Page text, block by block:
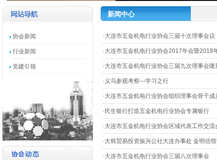
协会新闻
行业新闻
党建引领
新闻中心
·大连市五金机电行业协会三届十次理事会议
·大连市五金机电行业协会2017年会暨2018
·大连市五金机电行业协会三届九次理事会隆
· 义乌参观考察---学习之行
·大连市五金机电行业协会组织理事会骨干成
· 民生银行打造五金机电行业协会专属银行
·大连市五金机电行业协会区域代表工作交流
·大韩贸易投资振兴公社大连办事处 金明信
·大连市五金机电行业协会三届八次理事会